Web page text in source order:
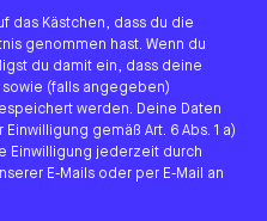
das Kästchen, dass du die
genommen hast. Wenn du
du damit ein, dass deine
sowie (falls angegeben)
werden. Deine Daten
gemäß Art. 6 Abs. 1 a)
Einwilligung jederzeit durch
E-Mails oder per E-Mail an